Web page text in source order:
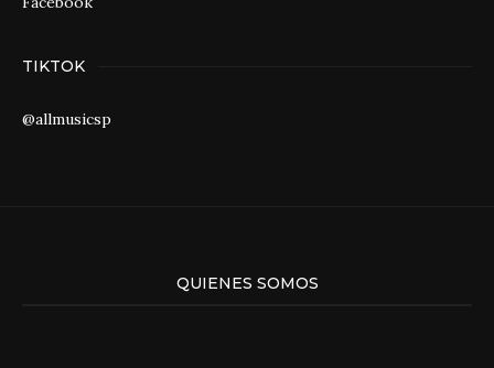
TIKTOK
@allmusicsp
QUIENES SOMOS